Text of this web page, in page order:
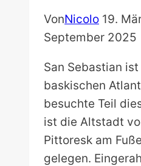
VonNicolo 19.
September 2025
San Sebastian
baskischen
besuchte Teil
ist die Altstadt
Pittoresk am
gelegen.